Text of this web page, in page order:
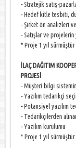
- Stratejik satış-
- Hedef kitle tesbiti,
- Şirket ön analizleri
- Satışlar ve
* Proje 1 yıl sürmüştür
İLAÇ DAĞITIM
PROJESİ
- Müşteri bilgi
- Yazılım tedarikçi
- Potansiyel yazılım
- Tedarikçilerden
- Yazılım kurulumu
* Proje 1 yıl sürmüştür